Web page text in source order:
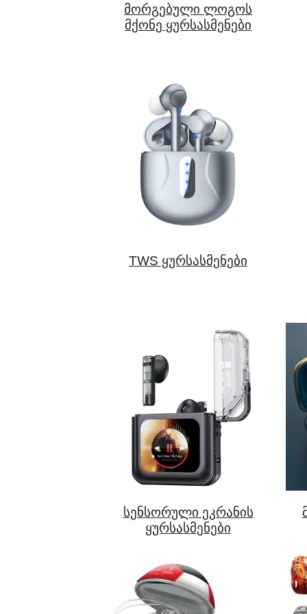
მორგებული ლოგოს
მქონე ყურსასმენები
TWS ყურსასმენები
სენსორული ეკრანის
ყურსასმენები